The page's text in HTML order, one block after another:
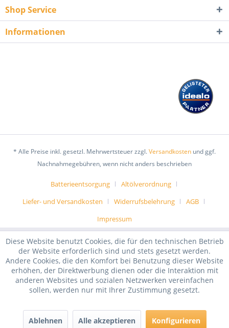
Shop Service
Informationen
* Alle Preise inkl. gesetzl. Mehrwertsteuer zzgl.Versandkosten und ggf.
Nachnahmegebühren, wenn nicht anders beschrieben
Batterieentsorgung
Altölverordnung
Liefer- und Versandkosten
Widerrufsbelehrung
AGB
Impressum
Diese Website benutzt Cookies, die für den technischen Betrieb
der Website erforderlich sind und stets gesetzt werden.
Andere Cookies, die den Komfort bei Benutzung dieser Website
erhöhen, der Direktwerbung dienen oder die Interaktion mit
anderen Websites und sozialen Netzwerken vereinfachen
sollen, werden nur mit Ihrer Zustimmung gesetzt.
Ablehnen Alle akzeptieren Konfigurieren